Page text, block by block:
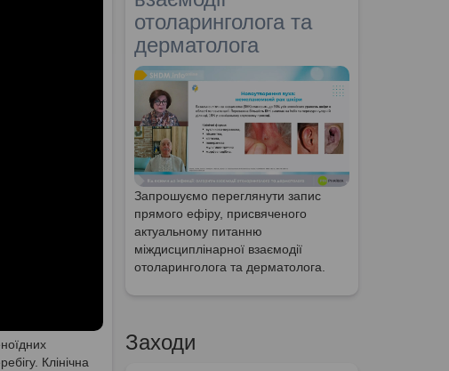
Клінічна
отоларинголога та
дерматолога
Запрошуємо переглянути запис
прямого ефіру, присвяченого
актуальному питанню
міждисциплінарної взаємодії
отоларинголога та дерматолога.
Заходи